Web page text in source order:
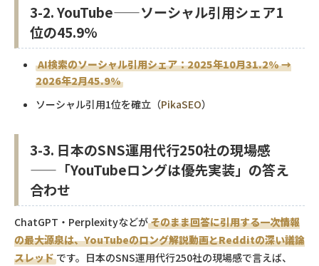
3-2. YouTube——ソーシャル引用シェア1
位の45.9%
AI検索のソーシャル引用シェア：2025年10月31.2% →
2026年2月45.9%
ソーシャル引用1位を確立（PikaSEO）
3-3. 日本のSNS運用代行250社の現場感
——「YouTubeロングは優先実装」の答え
合わせ
ChatGPT・Perplexityなどがそのまま回答に引用する一次情報
の最大源泉は、YouTubeのロング解説動画とRedditの深い議論
スレッド です。日本のSNS運用代行250社の現場感で言えば、